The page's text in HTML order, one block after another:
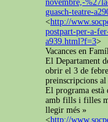
novembre,-
guasch-teatre-
<http://
postpart-per-a-
a939.html?f=3>
Vacances en
El Departament
obrir el 3 de
preinscripcions al
El programa està
amb fills i filles
llegir més »
<http://